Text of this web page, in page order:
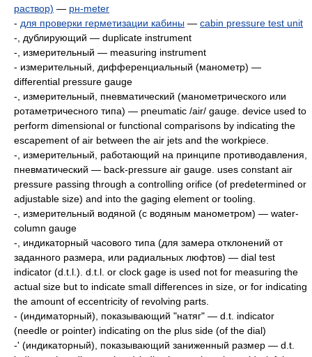
раствор) — рн-meter
- для проверки герметизации кабины — cabin pressure test unit
-, дублирующий — duplicate instrument
-, измерительный — measuring instrument
- измерительный, дифференциальный (манометр) —
differential pressure gauge
-, измерительный, пневматический (манометрического или
ротаметричесного типа) — pneumatic /air/ gauge. device used to
perform dimensional or functional comparisons by indicating the
escapement of air between the air jets and the workpiece.
-, измерительный, работающий на принципе противодавления,
пневматический — back-pressure air gauge. uses constant air
pressure passing through a controlling orifice (of predetermined or
adjustable size) and into the gaging element or tooling.
-, измерительный водяной (с водяным манометром) — water-
column gauge
-, индикаторный часового типа (для замера отклонений от
заданного размера, или радиальных люфтов) — dial test
indicator (d.t.l.). d.t.l. or clock gage is used not for measuring the
actual size but to indicate small differences in size, or for indicating
the amount of eccentricity of revolving parts.
- (индиматорный), показывающий "натяг" — d.t. indicator
(needle or pointer) indicating on the plus side (of the dial)
-' (индикаторный), показывающий заниженный размер — d.t.